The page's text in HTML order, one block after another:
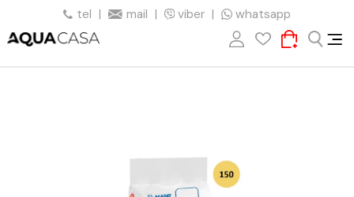
tel | mail | viber | whatsapp